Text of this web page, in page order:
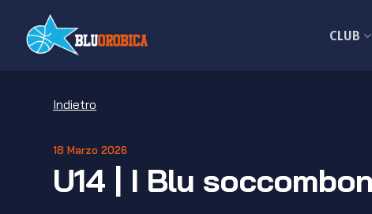
contenuti
CLUB
Indietro
18 Marzo 2026
U14 | I Blu